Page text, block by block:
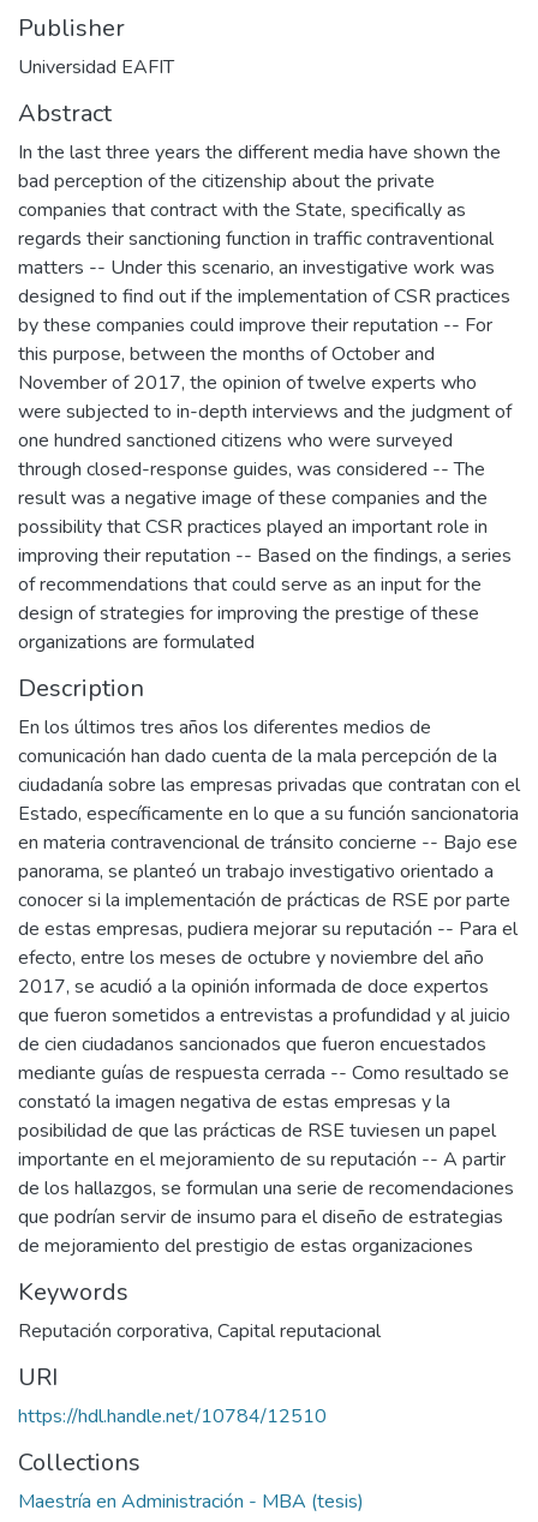
Publisher
Universidad EAFIT
Abstract
In the last three years the different media have shown the
bad perception of the citizenship about the private
companies that contract with the State, specifically as
regards their sanctioning function in traffic contraventional
matters -- Under this scenario, an investigative work was
designed to find out if the implementation of CSR practices
by these companies could improve their reputation -- For
this purpose, between the months of October and
November of 2017, the opinion of twelve experts who
were subjected to in-depth interviews and the judgment of
one hundred sanctioned citizens who were surveyed
through closed-response guides, was considered -- The
result was a negative image of these companies and the
possibility that CSR practices played an important role in
improving their reputation -- Based on the findings, a series
of recommendations that could serve as an input for the
design of strategies for improving the prestige of these
organizations are formulated
Description
En los últimos tres años los diferentes medios de
comunicación han dado cuenta de la mala percepción de la
ciudadanía sobre las empresas privadas que contratan con el
Estado, específicamente en lo que a su función sancionatoria
en materia contravencional de tránsito concierne -- Bajo ese
panorama, se planteó un trabajo investigativo orientado a
conocer si la implementación de prácticas de RSE por parte
de estas empresas, pudiera mejorar su reputación -- Para el
efecto, entre los meses de octubre y noviembre del año
2017, se acudió a la opinión informada de doce expertos
que fueron sometidos a entrevistas a profundidad y al juicio
de cien ciudadanos sancionados que fueron encuestados
mediante guías de respuesta cerrada -- Como resultado se
constató la imagen negativa de estas empresas y la
posibilidad de que las prácticas de RSE tuviesen un papel
importante en el mejoramiento de su reputación -- A partir
de los hallazgos, se formulan una serie de recomendaciones
que podrían servir de insumo para el diseño de estrategias
de mejoramiento del prestigio de estas organizaciones
Keywords
Reputación corporativa, Capital reputacional
URI
https://hdl.handle.net/10784/12510
Collections
Maestría en Administración - MBA (tesis)